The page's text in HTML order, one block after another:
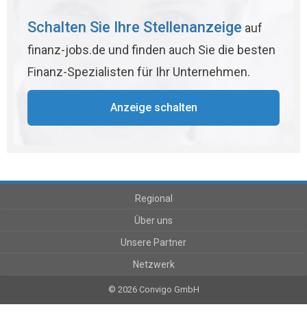
Schalten Sie Ihre Stellenanzeige auf
finanz-jobs.de und finden auch Sie die besten
Finanz-Spezialisten für Ihr Unternehmen.
Anzeige schalten
Regional
Über uns
Unsere Partner
Netzwerk
© 2026 Convigo GmbH